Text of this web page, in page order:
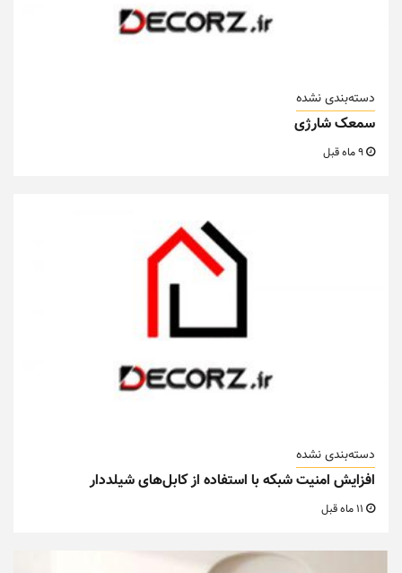
دسته‌بندی نشده
سمعک شارژی
دسته‌بندی نشده
افزایش امنیت شبکه با استفاده از کابل‌های شیلددار